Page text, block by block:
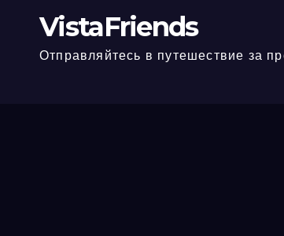
VistaFriends
Отправляйтесь в путешествие за